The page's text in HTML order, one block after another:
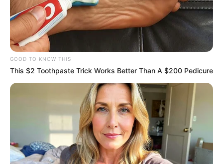
GOOD TO KNOW THIS
This $2 Toothpaste Trick Works Better Than A $200 Pedicure